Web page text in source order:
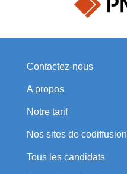
Contactez-nous
A propos
Notre tarif
Nos sites de codiffusion
Tous les candidats